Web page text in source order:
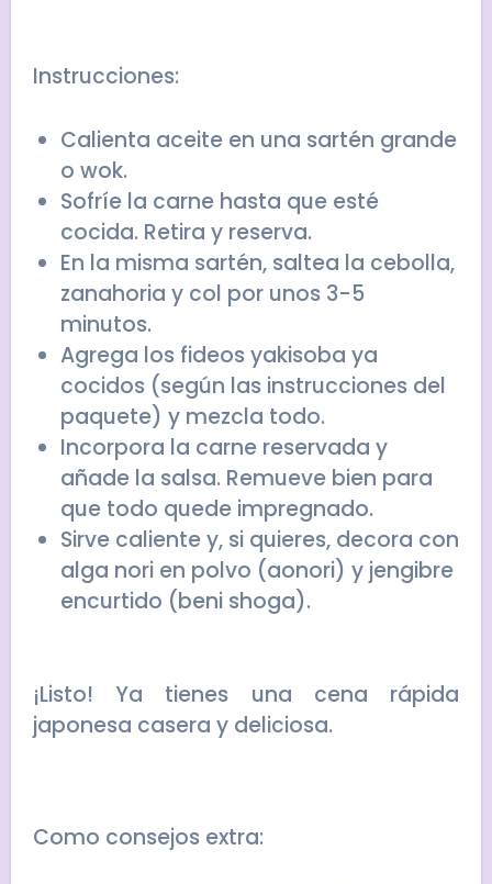
Instrucciones:
Calienta aceite en una sartén grande
o wok.
Sofríe la carne hasta que esté
cocida. Retira y reserva.
En la misma sartén, saltea la cebolla,
zanahoria y col por unos 3-5
minutos.
Agrega los fideos yakisoba ya
cocidos (según las instrucciones del
paquete) y mezcla todo.
Incorpora la carne reservada y
añade la salsa. Remueve bien para
que todo quede impregnado.
Sirve caliente y, si quieres, decora con
alga nori en polvo (aonori) y jengibre
encurtido (beni shoga).
¡Listo! Ya tienes una cena rápida
japonesa casera y deliciosa.
Como consejos extra: